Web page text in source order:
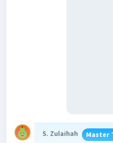
S. Zulaihah Master